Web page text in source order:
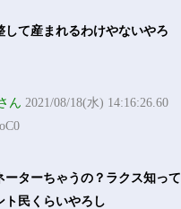
して産まれるわけやないやろ
ん 2021/08/18(水) 14:16:26.60
ーターちゃうの？ラクス知って
ト民くらいやろし